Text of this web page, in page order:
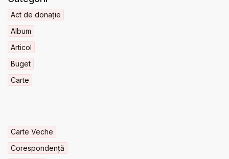
Act de donație
Album
Articol
Buget
Carte
Carte Veche
Corespondență